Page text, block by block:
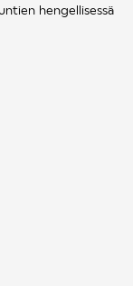
hengellisessä